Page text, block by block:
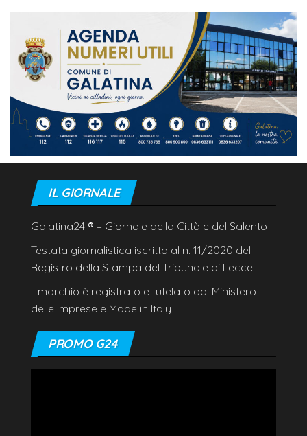
IL GIORNALE
Galatina24 ® – Giornale della Città e del Salento
Testata giornalistica iscritta al n. 11/2020 del
Registro della Stampa del Tribunale di Lecce
Il marchio è registrato e tutelato dal Ministero
delle Imprese e Made in Italy
PROMO G24